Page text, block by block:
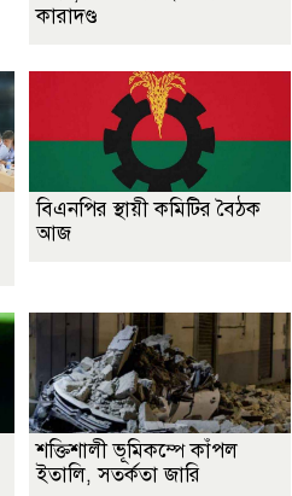
কারাদণ্ড
বিএনপির স্থায়ী কমিটির বৈঠক
আজ
শক্তিশালী ভূমিকম্পে কাঁপল
ইতালি, সতর্কতা জারি